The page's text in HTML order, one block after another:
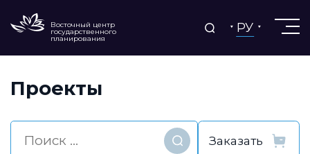
Восточный центр
государственного
планирования
РУ
Проекты
Найти